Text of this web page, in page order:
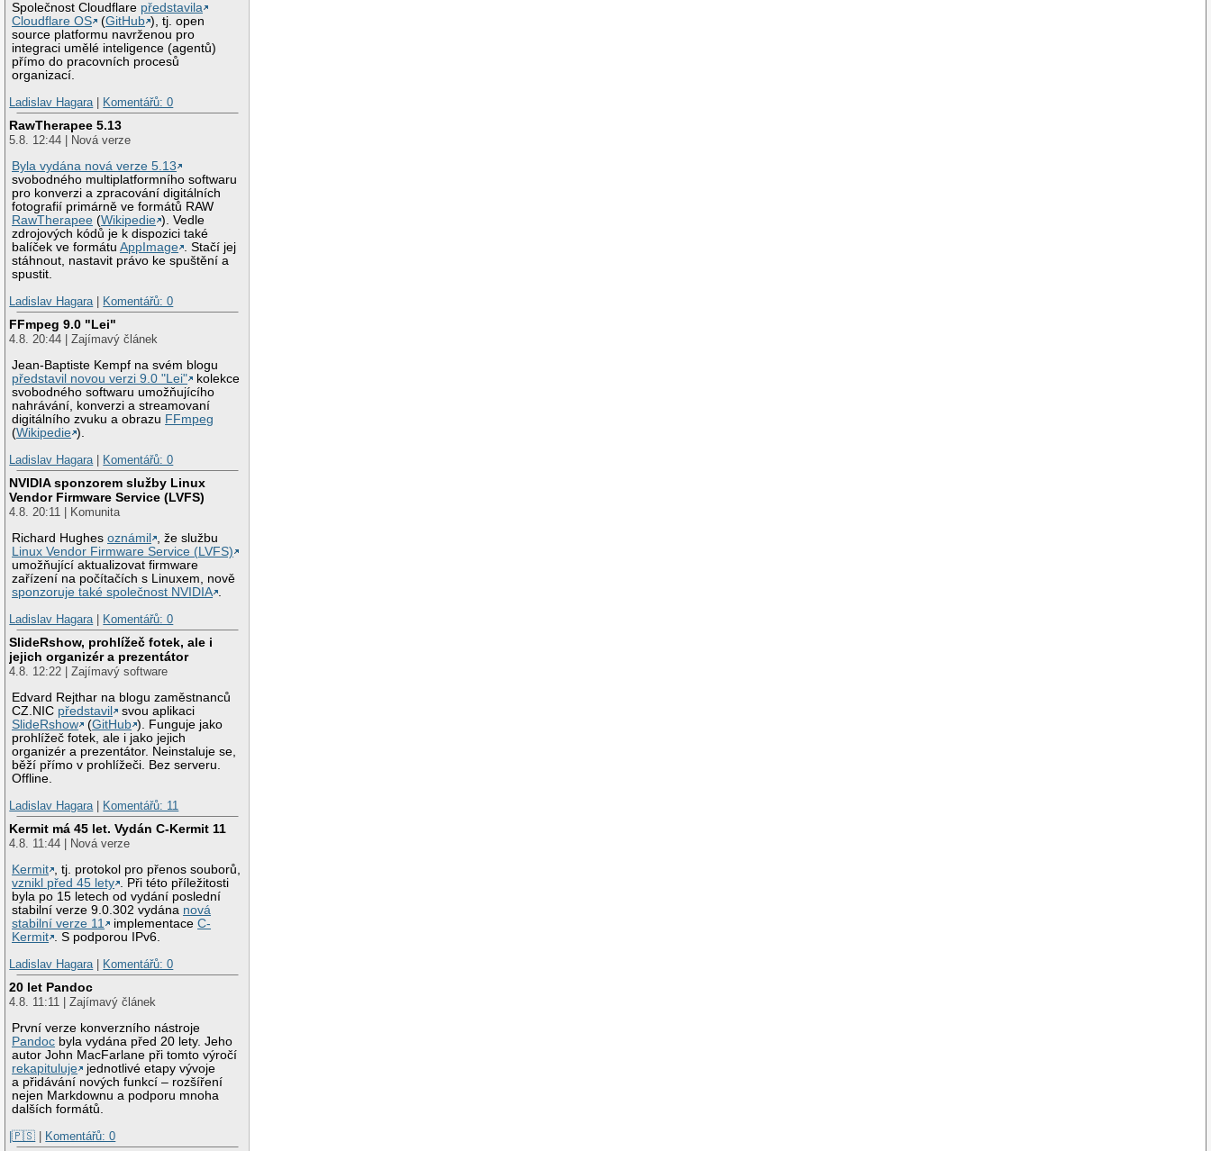
Společnost Cloudflare představila
Cloudflare OS
(GitHub ), tj. open
source platformu navrženou pro
integraci umělé inteligence (agentů)
přímo do pracovních procesů
organizací.
Ladislav Hagara
Komentářů: 0
RawTherapee 5.13
5.8. 12:44 | Nová verze
Byla vydána nová verze 5.13
svobodného multiplatformního softwaru
pro konverzi a zpracování digitálních
fotografií primárně ve formátů RAW
RawTherapee (Wikipedie ). Vedle
zdrojových kódů je k dispozici také
balíček ve formátuAppImage . Stačí jej
stáhnout, nastavit právo ke spuštění a
spustit.
Ladislav Hagara
Komentářů: 0
FFmpeg 9.0 "Lei"
4.8. 20:44 | Zajímavý článek
Jean-Baptiste Kempf na svém blogu
představil novou verzi 9.0 "Lei"
kolekce
svobodného softwaru umožňujícího
nahrávání, konverzi a streamovaní
digitálního zvuku a obrazu FFmpeg
(Wikipedie ).
Ladislav Hagara
Komentářů: 0
NVIDIA sponzorem služby Linux
Vendor Firmware Service (LVFS)
4.8. 20:11 | Komunita
Richard Hughesoznámil
, že službu
Linux Vendor Firmware Service (LVFS)
umožňující aktualizovat firmware
zařízení na počítačích s Linuxem, nově
sponzoruje také společnost NVIDIA .
Ladislav Hagara | Komentářů: 0
SlideRshow, prohlížeč fotek, ale i
jejich organizér a prezentátor
4.8. 12:22 | Zajímavý software
Edvard Rejthar na blogu zaměstnanců
CZ.NIC představil
svou aplikaci
SlideRshow
(GitHub ). Funguje jako
prohlížeč fotek, ale i jako jejich
organizér a prezentátor. Neinstaluje se,
běží přímo v prohlížeči. Bez serveru.
Offline.
Ladislav Hagara | Komentářů: 11
Kermit má 45 let. Vydán C-Kermit 11
4.8. 11:44 | Nová verze
Kermit , tj. protokol pro přenos souborů,
vznikl před 45 lety . Při této příležitosti
byla po 15 letech od vydání poslední
stabilní verze 9.0.302 vydána nová
stabilní verze 11
implementaceC-
Kermit . S podporou IPv6.
Ladislav Hagara | Komentářů: 0
20 let Pandoc
4.8. 11:11 | Zajímavý článek
První verze konverzního nástroje
Pandoc byla vydána před 20 lety. Jeho
autor John MacFarlane při tomto výročí
rekapituluje
jednotlivé etapy vývoje
a přidávání nových funkcí – rozšíření
nejen Markdownu a podporu mnoha
dalších formátů.
|🇵🇸 | Komentářů: 0